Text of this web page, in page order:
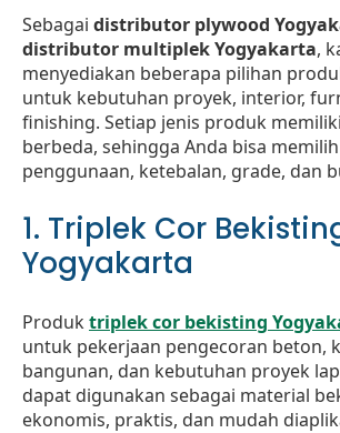
Sebagai distributor plywood
distributor multiplek Yogyakarta,
menyediakan beberapa pilihan
untuk kebutuhan proyek, interior,
finishing. Setiap jenis produk
berbeda, sehingga Anda bisa
penggunaan, ketebalan, grade, dan
1. Triplek Cor
Yogyakarta
Produktriplek cor bekisting
untuk pekerjaan pengecoran beton,
bangunan, dan kebutuhan proyek
dapat digunakan sebagai material
ekonomis, praktis, dan mudah